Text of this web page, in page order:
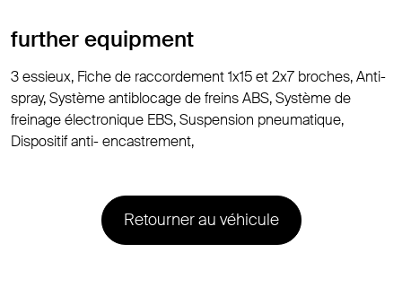
further equipment
3 essieux, Fiche de raccordement 1x15 et 2x7 broches, Anti-
spray, Système antiblocage de freins ABS, Système de
freinage électronique EBS, Suspension pneumatique,
Dispositif anti- encastrement,
Retourner au véhicule